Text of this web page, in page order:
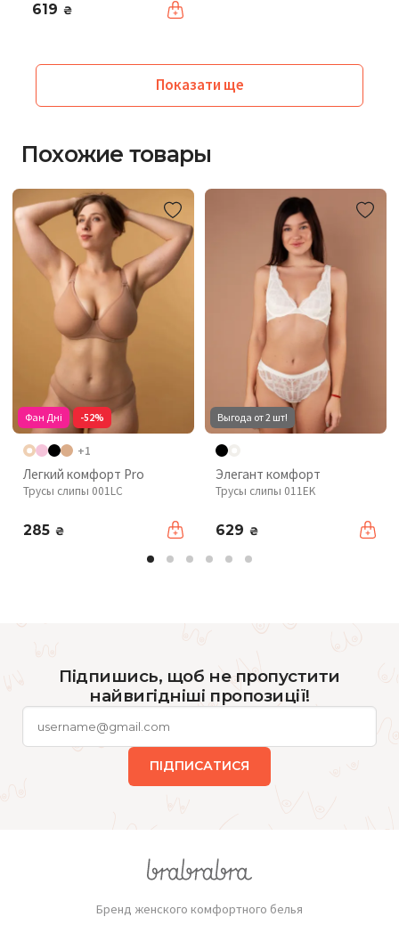
619 ₴
Показати ще
Похожие товары
Фан Дні -52%
+1
Легкий комфорт Pro
Трусы слипы 001LC
285 ₴
Выгода от 2 шт!
Элегант комфорт
Трусы слипы 011EK
629 ₴
Підпишись, щоб не пропустити
найвигідніші пропозиції!
ПІДПИСАТИСЯ
Бренд женского комфортного белья